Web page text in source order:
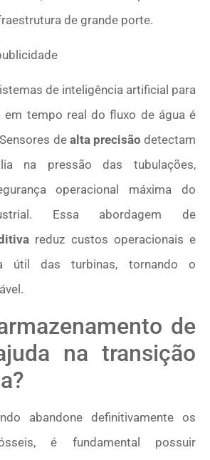
de grande porte.
de inteligência artificial para
em tempo real do fluxo de água é
de alta precisão detectam
na pressão das tubulações,
operacional máxima do
Essa abordagem de
reduz custos operacionais e
útil das turbinas, tornando o
de
na transição
abandone definitivamente os
é fundamental possuir